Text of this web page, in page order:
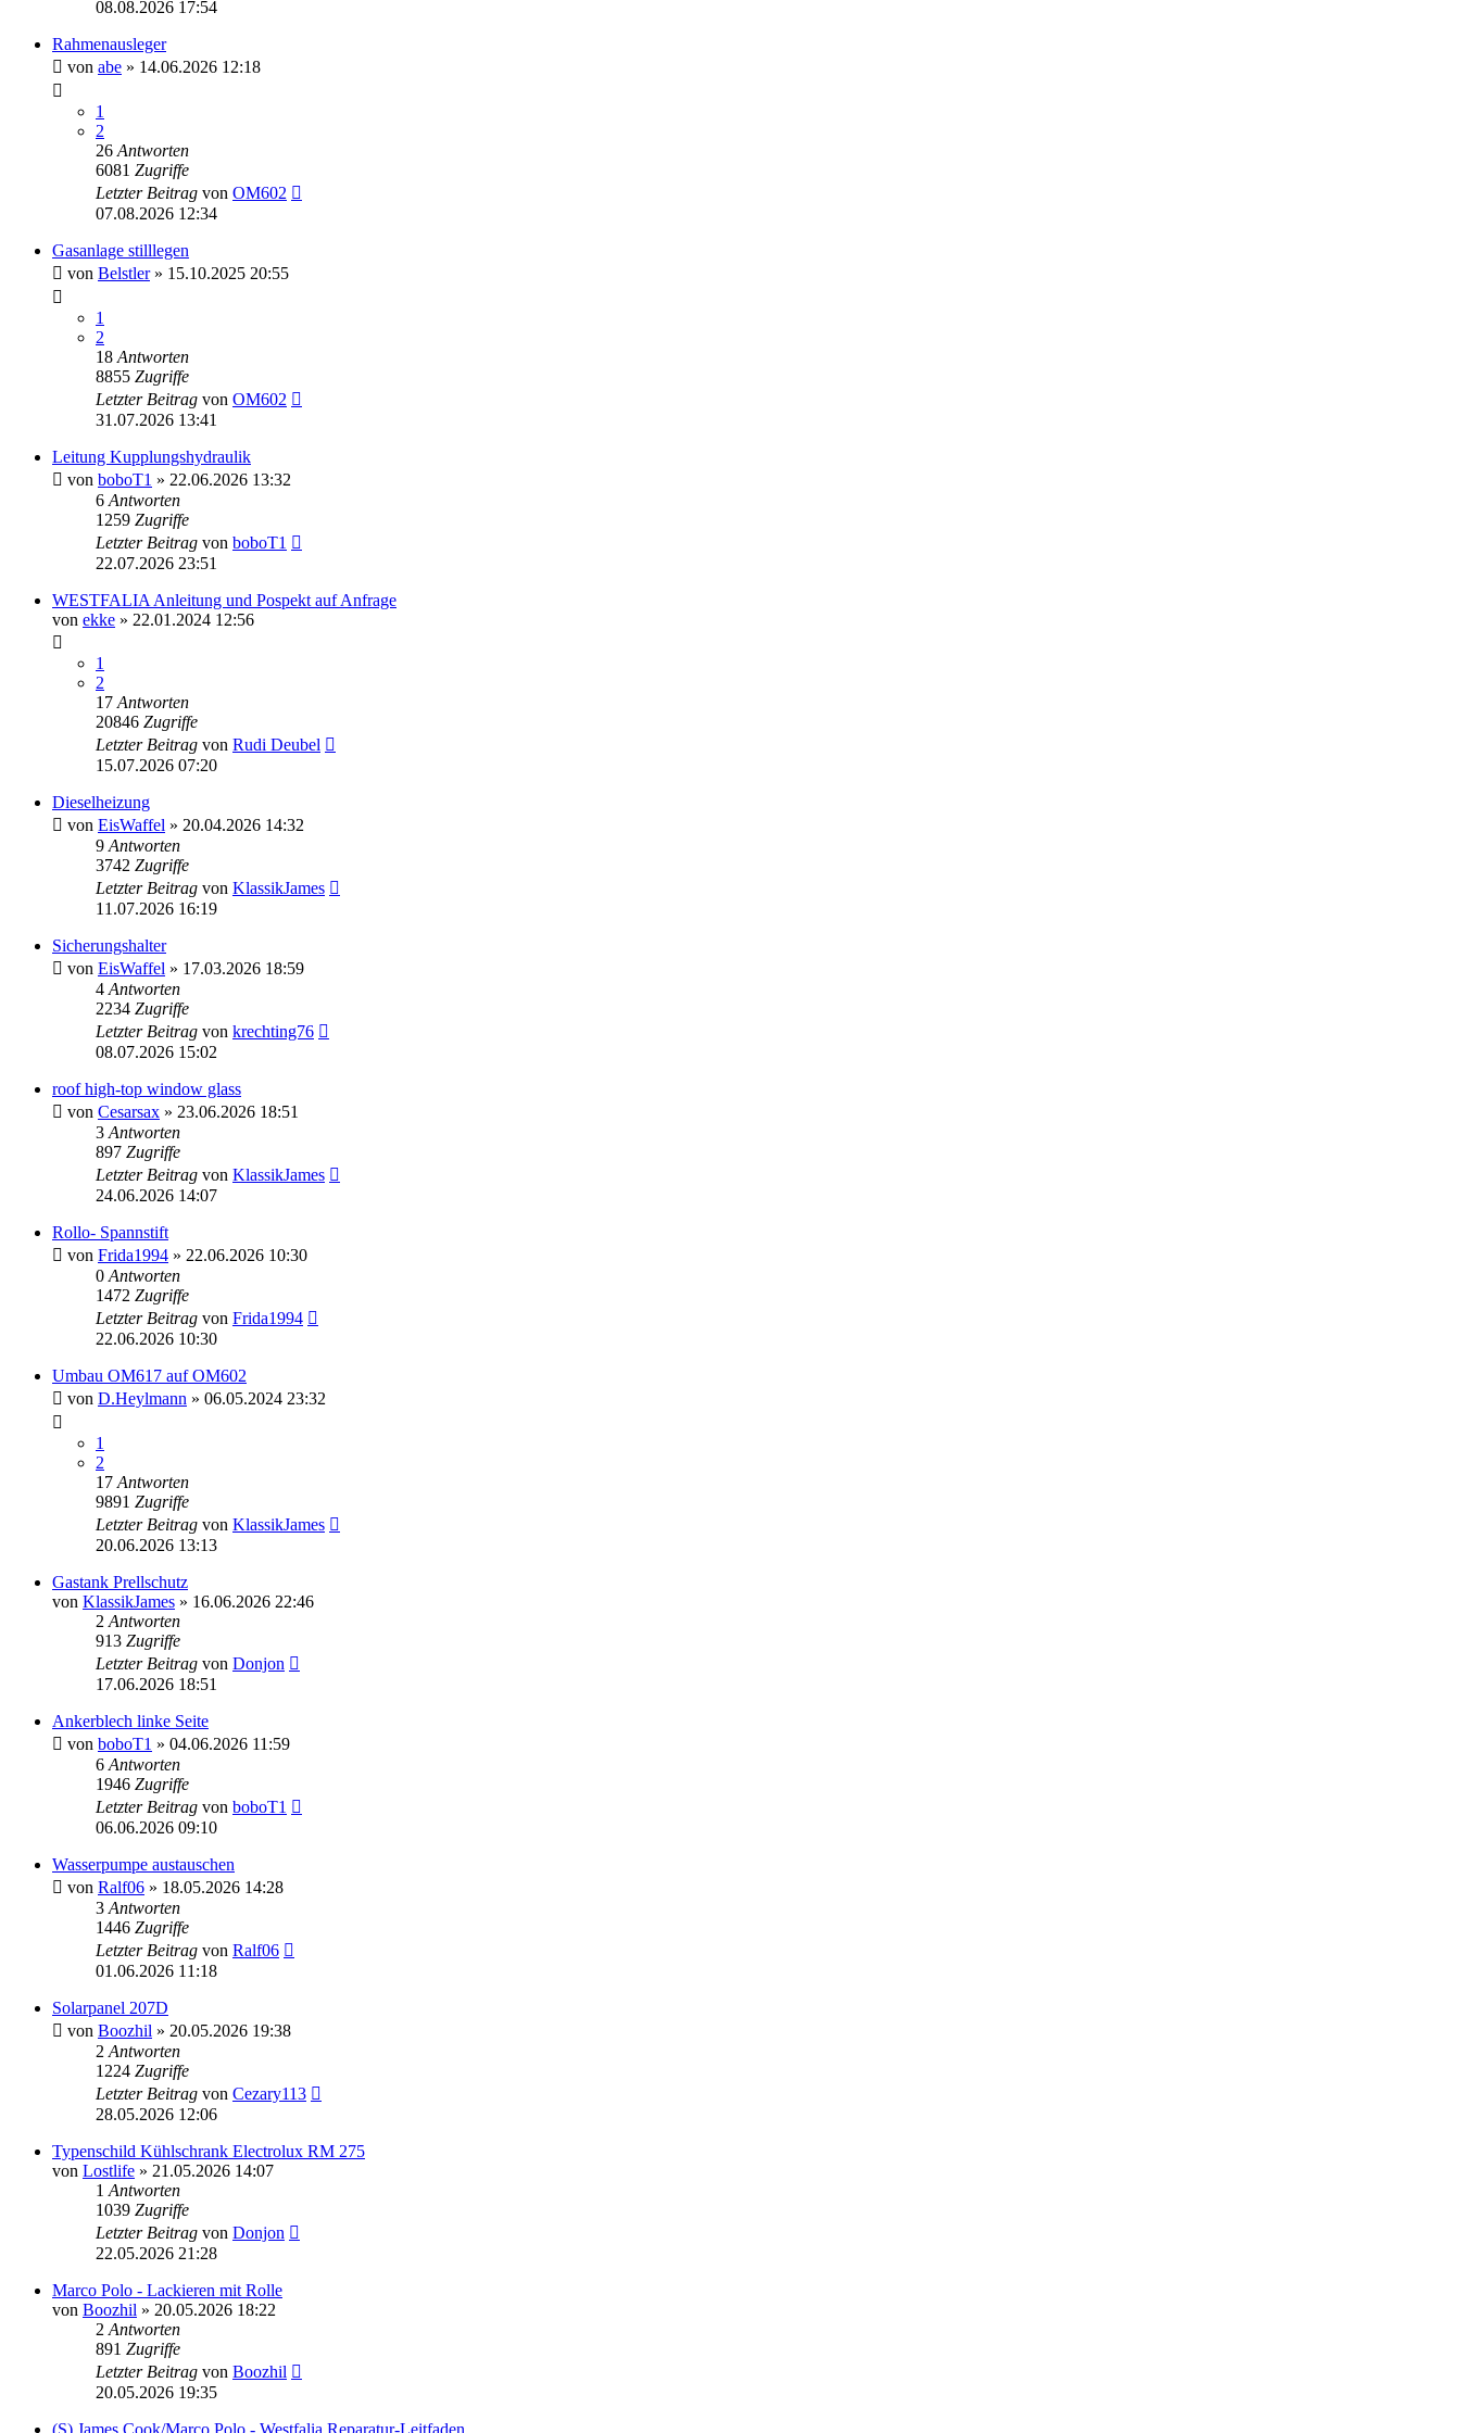
08.08.2026 17:54
Rahmenausleger
von abe » 14.06.2026 12:18
1
2
26 Antworten
6081 Zugriffe
Letzter Beitrag von OM602
07.08.2026 12:34
Gasanlage stilllegen
von Belstler» 15.10.2025 20:55
1
2
18 Antworten
8855 Zugriffe
Letzter Beitrag von OM602
31.07.2026 13:41
Leitung Kupplungshydraulik
von boboT1 » 22.06.2026 13:32
6 Antworten
1259 Zugriffe
Letzter Beitrag von boboT1
22.07.2026 23:51
WESTFALIA Anleitung und Pospekt auf Anfrage
von ekke » 22.01.2024 12:56
1
2
17 Antworten
20846 Zugriffe
Letzter Beitrag von Rudi Deubel
15.07.2026 07:20
Dieselheizung
von EisWaffel » 20.04.2026 14:32
9 Antworten
3742 Zugriffe
Letzter Beitrag von KlassikJames
11.07.2026 16:19
Sicherungshalter
von EisWaffel » 17.03.2026 18:59
4 Antworten
2234 Zugriffe
Letzter Beitrag von krechting76
08.07.2026 15:02
roof high-top window glass
von Cesarsax » 23.06.2026 18:51
3 Antworten
897 Zugriffe
Letzter Beitrag von KlassikJames
24.06.2026 14:07
Rollo- Spannstift
von Frida1994 » 22.06.2026 10:30
0 Antworten
1472 Zugriffe
Letzter Beitrag von Frida1994
22.06.2026 10:30
Umbau OM617 auf OM602
von D.Heylmann » 06.05.2024 23:32
1
2
17 Antworten
9891 Zugriffe
Letzter Beitrag von KlassikJames
20.06.2026 13:13
Gastank Prellschutz
von KlassikJames » 16.06.2026 22:46
2 Antworten
913 Zugriffe
Letzter Beitrag von Donjon
17.06.2026 18:51
Ankerblech linke Seite
von boboT1 » 04.06.2026 11:59
6 Antworten
1946 Zugriffe
Letzter Beitrag von boboT1
06.06.2026 09:10
Wasserpumpe austauschen
von Ralf06 » 18.05.2026 14:28
3 Antworten
1446 Zugriffe
Letzter Beitrag von Ralf06
01.06.2026 11:18
Solarpanel 207D
von Boozhil » 20.05.2026 19:38
2 Antworten
1224 Zugriffe
Letzter Beitrag von Cezary113
28.05.2026 12:06
Typenschild Kühlschrank Electrolux RM 275
von Lostlife » 21.05.2026 14:07
1 Antworten
1039 Zugriffe
Letzter Beitrag von Donjon
22.05.2026 21:28
Marco Polo - Lackieren mit Rolle
von Boozhil » 20.05.2026 18:22
2 Antworten
891 Zugriffe
Letzter Beitrag von Boozhil
20.05.2026 19:35
(S) James Cook/Marco Polo - Westfalia Reparatur-Leitfaden